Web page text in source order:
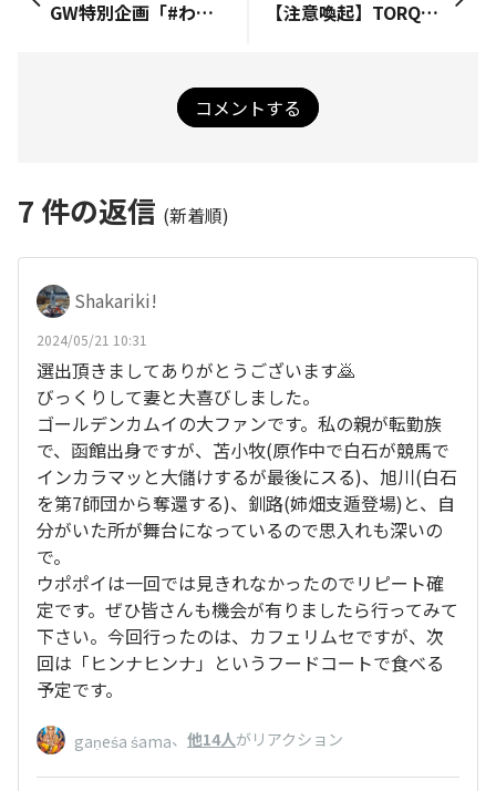
GW特別企画「#わたしのご当地グルメ」開催！
【注意喚起】TORQUE STYLEをご利用の皆さまへ
コメントする
7 件の返信 (新着順)
Shakariki!
2024/05/21 10:31
選出頂きましてありがとうございます🙇
びっくりして妻と大喜びしました。
ゴールデンカムイの大ファンです。私の親が転勤族
で、函館出身ですが、苫小牧(原作中で白石が競馬で
インカラマッと大儲けするが最後にスる)、旭川(白石
を第7師団から奪還する)、釧路(姉畑支遁登場)と、自
分がいた所が舞台になっているので思入れも深いの
で。
ウポポイは一回では見きれなかったのでリピート確
定です。ぜひ皆さんも機会が有りましたら行ってみて
下さい。今回行ったのは、カフェリムセですが、次
回は「ヒンナヒンナ」というフードコートで食べる
予定です。
gaṇeśa śama、 他14人がリアクション